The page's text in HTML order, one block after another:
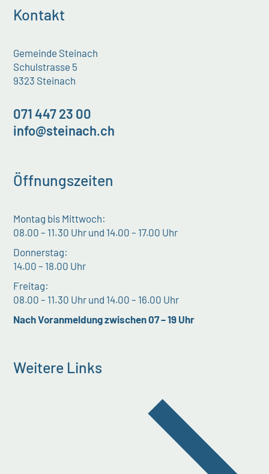
Kontakt
Gemeinde Steinach
Schulstrasse 5
9323 Steinach
071 447 23 00
info@steinach.ch
Öffnungszeiten
Montag bis Mittwoch:
08.00 – 11.30 Uhr und 14.00 – 17.00 Uhr
Donnerstag:
14.00 – 18.00 Uhr
Freitag:
08.00 – 11.30 Uhr und 14.00 – 16.00 Uhr
Nach Voranmeldung zwischen 07 – 19 Uhr
Weitere Links